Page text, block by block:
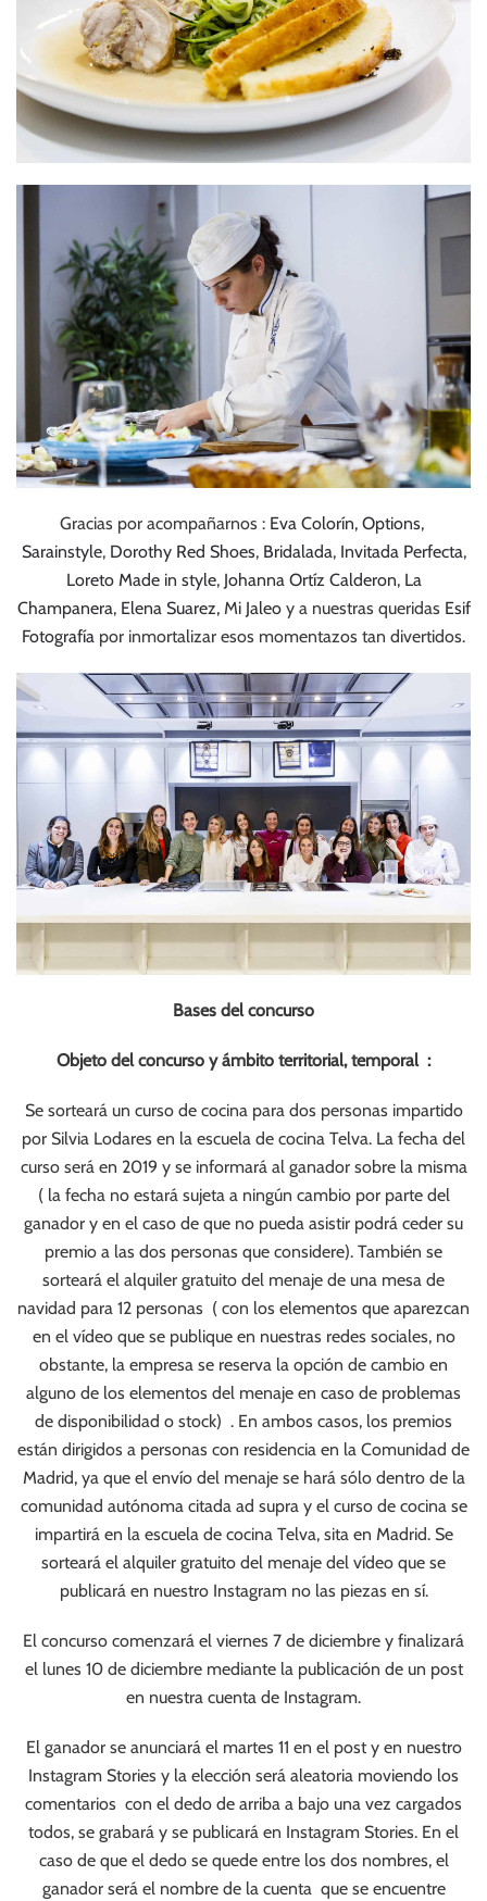
Gracias por acompañarnos : Eva Colorín, Options,
Sarainstyle, Dorothy Red Shoes, Bridalada, Invitada Perfecta,
Loreto Made in style, Johanna Ortíz Calderon, La
Champanera, Elena Suarez,Mi Jaleo y a nuestras queridas Esif
Fotografía por inmortalizar esos momentazos tan divertidos.
Bases del concurso
Objeto del concurso y ámbito territorial, temporal :
Se sorteará un curso de cocina para dos personas impartido
por Silvia Lodares en la escuela de cocina Telva. La fecha del
curso será en 2019 y se informará al ganador sobre la misma
( la fecha no estará sujeta a ningún cambio por parte del
ganador y en el caso de que no pueda asistir podrá ceder su
premio a las dos personas que considere). También se
sorteará el alquiler gratuito del menaje de una mesa de
navidad para 12 personas ( con los elementos que aparezcan
en el vídeo que se publique en nuestras redes sociales, no
obstante, la empresa se reserva la opción de cambio en
alguno de los elementos del menaje en caso de problemas
de disponibilidad o stock) . En ambos casos, los premios
están dirigidos a personas con residencia en la Comunidad de
Madrid, ya que el envío del menaje se hará sólo dentro de la
comunidad autónoma citada ad supra y el curso de cocina se
impartirá en la escuela de cocina Telva, sita en Madrid. Se
sorteará el alquiler gratuito del menaje del vídeo que se
publicará en nuestro Instagram no las piezas en sí.
El concurso comenzará el viernes 7 de diciembre y finalizará
el lunes 10 de diciembre mediante la publicación de un post
en nuestra cuenta de Instagram.
El ganador se anunciará el martes 11 en el post y en nuestro
Instagram Stories y la elección será aleatoria moviendo los
comentarios con el dedo de arriba a bajo una vez cargados
todos, se grabará y se publicará en Instagram Stories. En el
caso de que el dedo se quede entre los dos nombres, el
ganador será el nombre de la cuenta que se encuentre